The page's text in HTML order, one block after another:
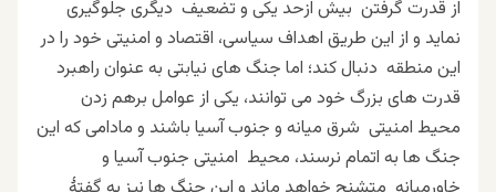
از قدرت گرفتن بیش ازحد یکی و تضعیف دیگری جلوگیری
نماید و از این طریق اهداف سیاسی، اقتصاد و امنیتی خود را در
این منطقه دنبال کند؛ اما جنگ های نیابتی به عنوان راهبرد
قدرت های بزرگ خود می توانند، یکی از عوامل برهم زدن
محیط امنیتی شرق میانه و جنوب آسیا باشند و مادامی که این
جنگ ها به اتمام نرسند، محیط امنیتی جنوب آسیا و